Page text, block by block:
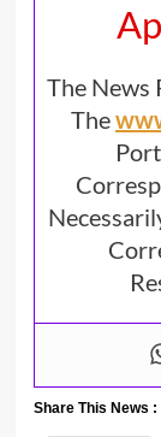
The News
The
Share This News :